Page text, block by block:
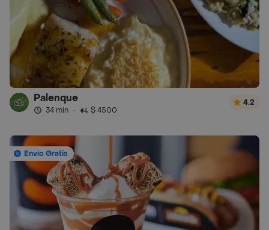
Palenque
34 min · $ 4500
4.2
Envío Gratis